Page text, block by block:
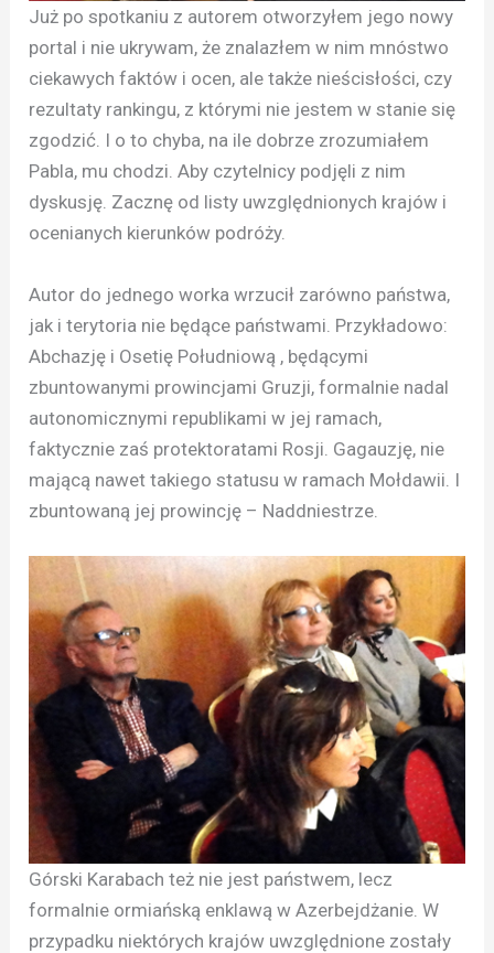
Już po spotkaniu z autorem otworzyłem jego nowy
portal i nie ukrywam, że znalazłem w nim mnóstwo
ciekawych faktów i ocen, ale także nieścisłości, czy
rezultaty rankingu, z którymi nie jestem w stanie się
zgodzić. I o to chyba, na ile dobrze zrozumiałem
Pabla, mu chodzi. Aby czytelnicy podjęli z nim
dyskusję. Zacznę od listy uwzględnionych krajów i
ocenianych kierunków podróży.
Autor do jednego worka wrzucił zarówno państwa,
jak i terytoria nie będące państwami. Przykładowo:
Abchazję i Osetię Południową , będącymi
zbuntowanymi prowincjami Gruzji, formalnie nadal
autonomicznymi republikami w jej ramach,
faktycznie zaś protektoratami Rosji. Gagauzję, nie
mającą nawet takiego statusu w ramach Mołdawii. I
zbuntowaną jej prowincję – Naddniestrze.
Górski Karabach też nie jest państwem, lecz
formalnie ormiańską enklawą w Azerbejdżanie. W
przypadku niektórych krajów uwzględnione zostały